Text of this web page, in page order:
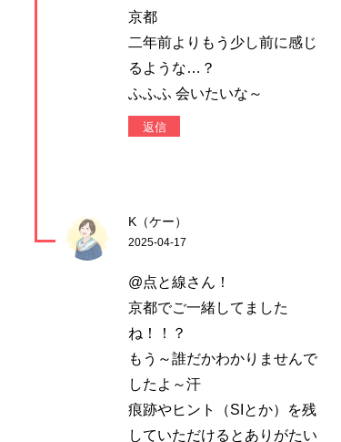
京都
二年前よりもう少し前に感じ
るような…？
ふふふ 会いたいな～
返信
K（ケー）
2025-04-17
@点と線さん！
京都でご一緒してました
ね！！？
もう～誰だかわかりませんで
したよ～汗
痕跡やヒント（SIとか）を残
していただけるとありがたい